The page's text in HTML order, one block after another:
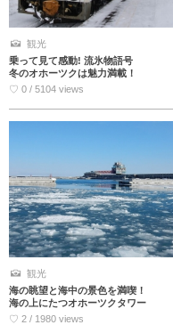
観光
乗って見て感動! 流氷物語号
冬のオホーツクは魅力満載！
♡ 0 / 5104 views
観光
海の眺望と海中の景色を満喫！
海の上にたつオホーツクタワー
♡ 2 / 1980 views